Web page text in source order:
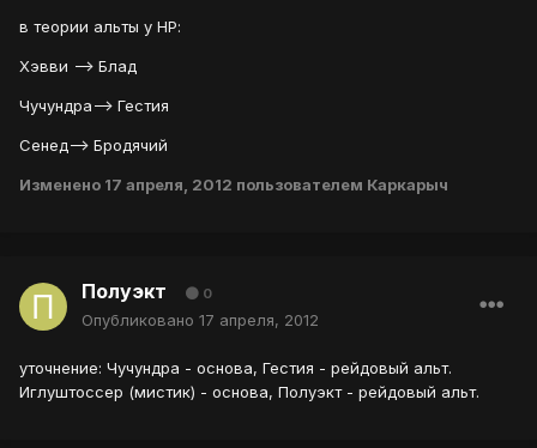
в теории альты у НР:
Хэвви --> Блад
Чучундра--> Гестия
Сенед--> Бродячий
Изменено 17 апреля, 2012 пользователем Каркарыч
Полуэкт 0
Опубликовано 17 апреля, 2012
уточнение: Чучундра - основа, Гестия - рейдовый альт.
Иглуштоссер (мистик) - основа, Полуэкт - рейдовый альт.